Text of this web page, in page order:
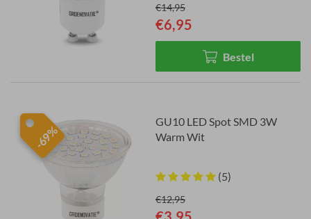
€14,95
€6,95
Bestel
-69%
GU10 LED Spot SMD 3W
Warm Wit
(5)
€12,95